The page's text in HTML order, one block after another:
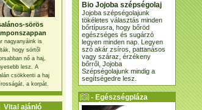
sörös
nagyanyáink is
hogy sörtől
nő a haj,
lesz. A
csökkenti a haj
a korpát.
ajánló
Bio Jojoba szépségolaj
Jojoba szépségolajunk
tökéletes választás minden
bőrtípusra, hogy bőröd
egészséges és sugárzó
legyen minden nap. Legyen
szó akár zsíros, pattanásos
vagy száraz, érzékeny
bőrről, Jojoba
Szépségolajunk mindig a
segítségedre lesz.
- Egészségpláza
ajánlatunk -